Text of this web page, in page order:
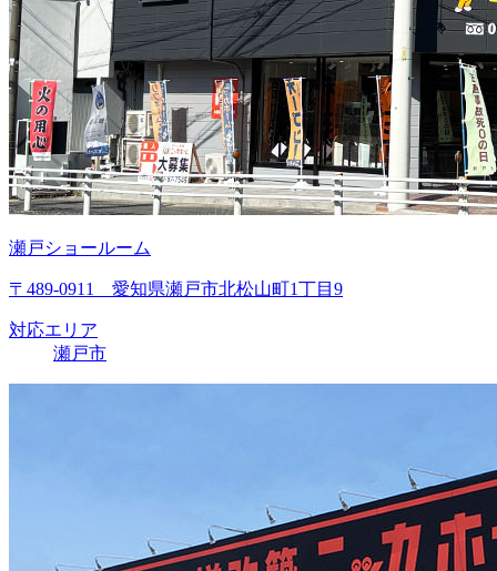
瀬戸ショールーム
〒489-0911 愛知県瀬戸市北松山町1丁目9
対応エリア
瀬戸市